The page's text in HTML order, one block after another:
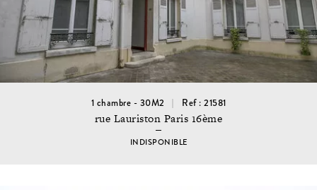
1 chambre - 30M2 Ref : 21581
rue Lauriston Paris 16ème
INDISPONIBLE